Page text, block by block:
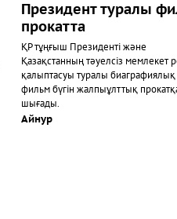
Президент туралы
прокатта
ҚР тұңғыш Президенті және
Қазақстанның тәуелсіз мемлекет
қалыптасуы туралы биаграфиялық
фильм бүгін жалпыұлттық
шығады.
Айнур